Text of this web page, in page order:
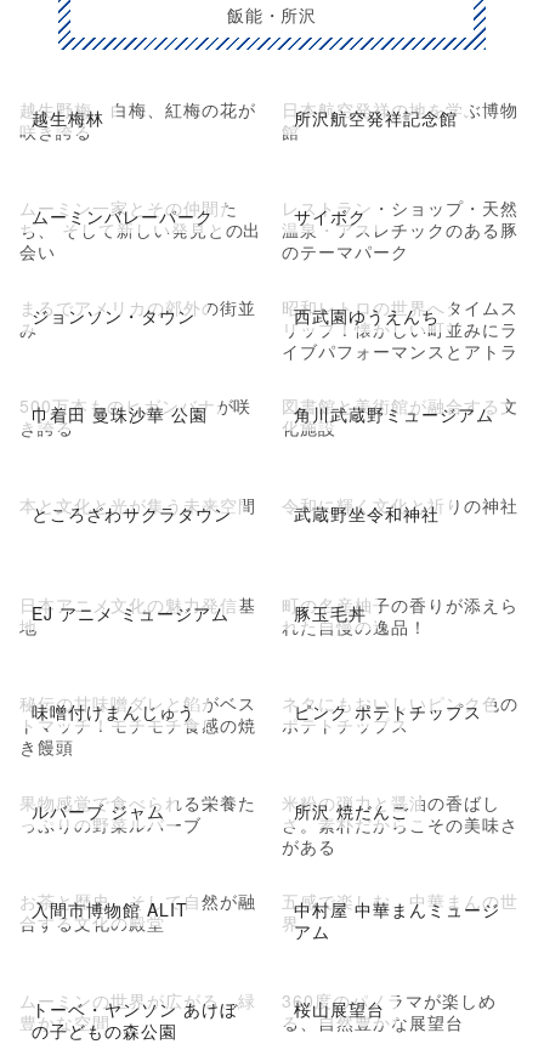
飯能・所沢
越生梅林
越生野梅、白梅、紅梅の花が
咲き誇る
所沢航空発祥記念館
日本航空発祥の地を学ぶ博物
館
ムーミンバレーパーク
ムーミン一家とその仲間た
ち、 そして新しい発見との出
会い
サイボク
レストラン・ショップ・天然
温泉・アスレチックのある豚
のテーマパーク
ジョンソン・タウン
まるでアメリカの郊外の街並
み
西武園ゆうえんち
昭和レトロの世界へタイムス
リップ！懐かしい町並みにラ
イブパフォーマンスとアトラ
巾着田 曼珠沙華 公園
500万本ものヒガンバナが咲
き誇る
角川武蔵野ミュージアム
図書館と美術館が融合する文
化施設
ところざわサクラタウン
本と文化と光が集う未来空間 武蔵野坐令和神社
令和に輝く文化と祈りの神社
EJ アニメ ミュージアム
日本アニメ文化の魅力発信基
地
豚玉毛丼
町の名産柚子の香りが添えら
れた自慢の逸品！
味噌付けまんじゅう
秘伝の甘味噌ダレと餡がベス
トマッチ！モチモチ食感の焼
き饅頭
ピンク ポテトチップス
ネタにもおいしいピンク色の
ポテトチップス
ルバーブ ジャム
果物感覚で食べられる栄養た
っぷりの野菜ルバーブ
所沢 焼だんご
米粉の弾力と醤油の香ばし
さ。素朴だからこその美味さ
がある
入間市博物館 ALIT
お茶と歴史、そして自然が融
合する文化の殿堂
中村屋 中華まんミュージ
アム
五感で楽しむ、中華まんの世
界
トーベ・ヤンソン あけぼ
の子どもの森公園
ムーミンの世界が広がる、緑
豊かな空間
桜山展望台
360度のパノラマが楽しめ
る、自然豊かな展望台